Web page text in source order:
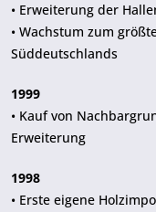
• Erweiterung der
• Wachstum zum
Süddeutschlands
1999
• Kauf von
Erweiterung
1998
• Erste eigene